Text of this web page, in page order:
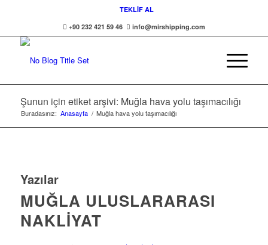
TEKLİF AL
+90 232 421 59 46
info@mirshipping.com
Şunun için etiket arşivi: Muğla hava yolu taşımacılığı
Buradasınız: Anasayfa / Muğla hava yolu taşımacılığı
Yazılar
MUĞLA ULUSLARARASI
NAKLIYAT